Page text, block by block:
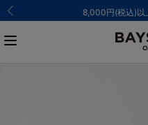
8,000円(税込)以